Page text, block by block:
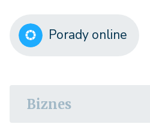
Porady online
Biznes